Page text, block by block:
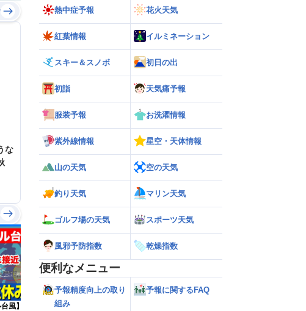
な
風】日本列島へ接近 お盆休み
熱中症予報 花火天気
紅葉情報 イルミネーション
スキー＆スノボ 初日の出
初詣 天気痛予報
服装予報 お洗濯情報
紫外線情報 星空・天体情報
山の天気 空の天気
釣り天気 マリン天気
ゴルフ場の天気 スポーツ天気
風邪予防指数 乾燥指数
便利なメニュー
予報精度向上の取り
組み
予報に関するFAQ